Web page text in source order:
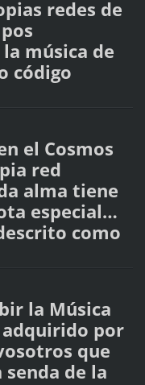
redes de
música de
código
el Cosmos
red
alma tiene
especial…
como
la Música
adquirido por
que
de la